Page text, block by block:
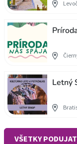
Letný
VŠETKY